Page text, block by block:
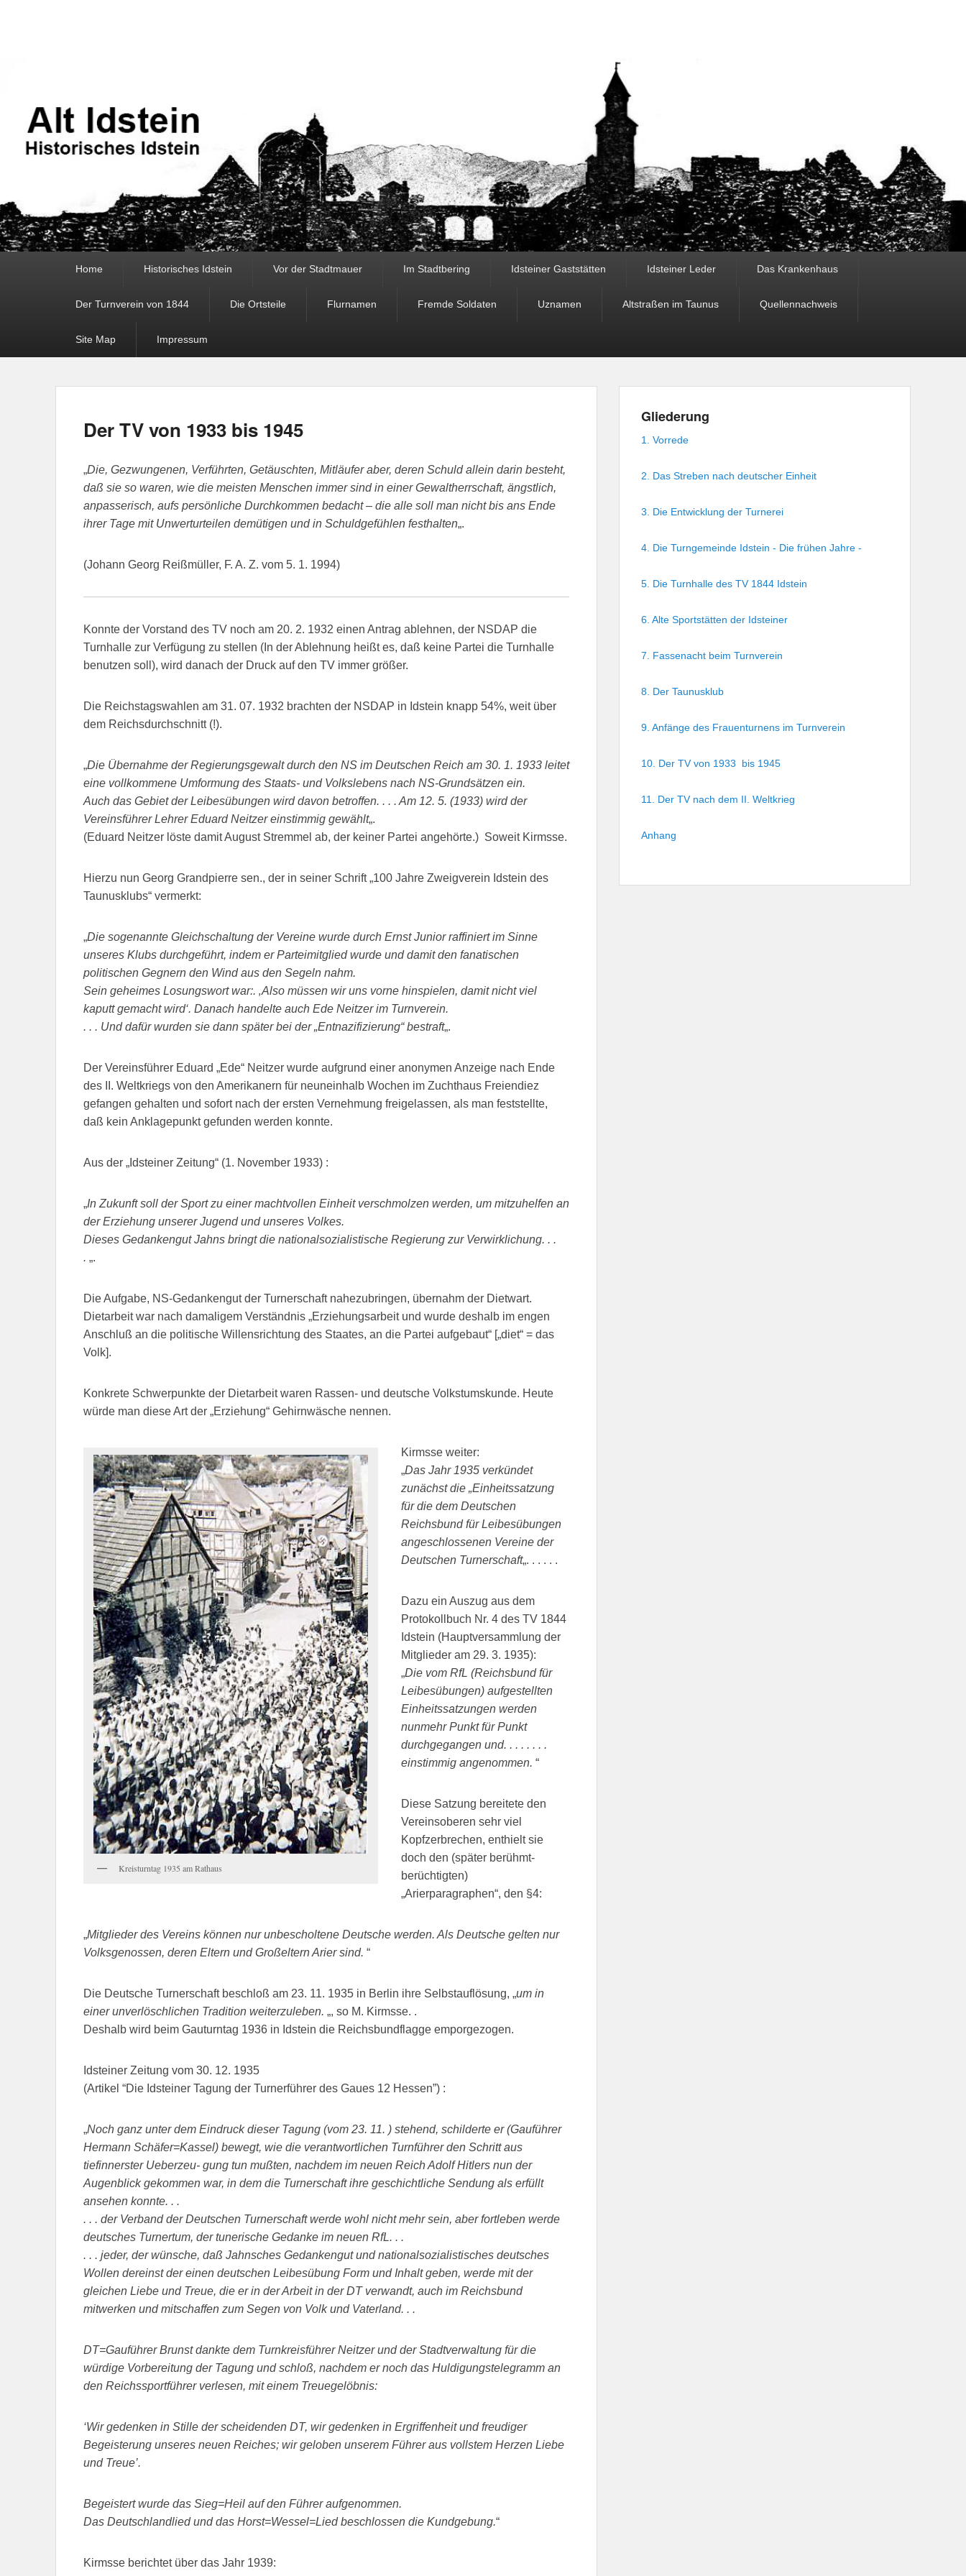
Home Historisches Idstein Vor der Stadtmauer Im Stadtbering Idsteiner Gaststätten Idsteiner Leder Das Krankenhaus
Der Turnverein von 1844 Die Ortsteile Flurnamen Fremde Soldaten Uznamen Altstraßen im Taunus Quellennachweis
Site Map Impressum
Der TV von 1933 bis 1945
„Die, Gezwungenen, Verführten, Getäuschten, Mitläufer aber, deren Schuld allein darin besteht,
daß sie so waren, wie die meisten Menschen immer sind in einer Gewaltherrschaft, ängstlich,
anpasserisch, aufs persönliche Durchkommen bedacht – die alle soll man nicht bis ans Ende
ihrer Tage mit Unwerturteilen demütigen und in Schuldgefühlen festhalten„.
(Johann Georg Reißmüller, F. A. Z. vom 5. 1. 1994)
Konnte der Vorstand des TV noch am 20. 2. 1932 einen Antrag ablehnen, der NSDAP die
Turnhalle zur Verfügung zu stellen (In der Ablehnung heißt es, daß keine Partei die Turnhalle
benutzen soll), wird danach der Druck auf den TV immer größer.
Die Reichstagswahlen am 31. 07. 1932 brachten der NSDAP in Idstein knapp 54%, weit über
dem Reichsdurchschnitt (!).
„Die Übernahme der Regierungsgewalt durch den NS im Deutschen Reich am 30. 1. 1933 leitet
eine vollkommene Umformung des Staats- und Volkslebens nach NS-Grundsätzen ein.
Auch das Gebiet der Leibesübungen wird davon betroffen. . . . Am 12. 5. (1933) wird der
Vereinsführer Lehrer Eduard Neitzer einstimmig gewählt„.
(Eduard Neitzer löste damit August Stremmel ab, der keiner Partei angehörte.) Soweit Kirmsse.
Hierzu nun Georg Grandpierre sen., der in seiner Schrift „100 Jahre Zweigverein Idstein des
Taunusklubs“ vermerkt:
„Die sogenannte Gleichschaltung der Vereine wurde durch Ernst Junior raffiniert im Sinne
unseres Klubs durchgeführt, indem er Parteimitglied wurde und damit den fanatischen
politischen Gegnern den Wind aus den Segeln nahm.
Sein geheimes Losungswort war:. ‚Also müssen wir uns vorne hinspielen, damit nicht viel
kaputt gemacht wird‘. Danach handelte auch Ede Neitzer im Turnverein.
. . . Und dafür wurden sie dann später bei der „Entnazifizierung“ bestraft„.
Der Vereinsführer Eduard „Ede“ Neitzer wurde aufgrund einer anonymen Anzeige nach Ende
des II. Weltkriegs von den Amerikanern für neuneinhalb Wochen im Zuchthaus Freiendiez
gefangen gehalten und sofort nach der ersten Vernehmung freigelassen, als man feststellte,
daß kein Anklagepunkt gefunden werden konnte.
Aus der „Idsteiner Zeitung“ (1. November 1933) :
„In Zukunft soll der Sport zu einer machtvollen Einheit verschmolzen werden, um mitzuhelfen an
der Erziehung unserer Jugend und unseres Volkes.
Dieses Gedankengut Jahns bringt die nationalsozialistische Regierung zur Verwirklichung. . .
. „.
Die Aufgabe, NS-Gedankengut der Turnerschaft nahezubringen, übernahm der Dietwart.
Dietarbeit war nach damaligem Verständnis „Erziehungsarbeit und wurde deshalb im engen
Anschluß an die politische Willensrichtung des Staates, an die Partei aufgebaut“ [„diet“ = das
Volk].
Konkrete Schwerpunkte der Dietarbeit waren Rassen- und deutsche Volkstumskunde. Heute
würde man diese Art der „Erziehung“ Gehirnwäsche nennen.
Kreisturntag 1935 am Rathaus
Kirmsse weiter:
„Das Jahr 1935 verkündet
zunächst die „Einheitssatzung
für die dem Deutschen
Reichsbund für Leibesübungen
angeschlossenen Vereine der
Deutschen Turnerschaft„. . . . . .
Dazu ein Auszug aus dem
Protokollbuch Nr. 4 des TV 1844
Idstein (Hauptversammlung der
Mitglieder am 29. 3. 1935):
„Die vom RfL (Reichsbund für
Leibesübungen) aufgestellten
Einheitssatzungen werden
nunmehr Punkt für Punkt
durchgegangen und. . . . . . . .
einstimmig angenommen. “
Diese Satzung bereitete den
Vereinsoberen sehr viel
Kopfzerbrechen, enthielt sie
doch den (später berühmt-
berüchtigten)
„Arierparagraphen“, den §4:
„Mitglieder des Vereins können nur unbescholtene Deutsche werden. Als Deutsche gelten nur
Volksgenossen, deren Eltern und Großeltern Arier sind. “
Die Deutsche Turnerschaft beschloß am 23. 11. 1935 in Berlin ihre Selbstauflösung, „um in
einer unverlöschlichen Tradition weiterzuleben. „, so M. Kirmsse. .
Deshalb wird beim Gauturntag 1936 in Idstein die Reichsbundflagge emporgezogen.
Idsteiner Zeitung vom 30. 12. 1935
(Artikel “Die Idsteiner Tagung der Turnerführer des Gaues 12 Hessen”) :
„Noch ganz unter dem Eindruck dieser Tagung (vom 23. 11. ) stehend, schilderte er (Gauführer
Hermann Schäfer=Kassel) bewegt, wie die verantwortlichen Turnführer den Schritt aus
tiefinnerster Ueberzeu- gung tun mußten, nachdem im neuen Reich Adolf Hitlers nun der
Augenblick gekommen war, in dem die Turnerschaft ihre geschichtliche Sendung als erfüllt
ansehen konnte. . .
. . . der Verband der Deutschen Turnerschaft werde wohl nicht mehr sein, aber fortleben werde
deutsches Turnertum, der tunerische Gedanke im neuen RfL. . .
. . . jeder, der wünsche, daß Jahnsches Gedankengut und nationalsozialistisches deutsches
Wollen dereinst der einen deutschen Leibesübung Form und Inhalt geben, werde mit der
gleichen Liebe und Treue, die er in der Arbeit in der DT verwandt, auch im Reichsbund
mitwerken und mitschaffen zum Segen von Volk und Vaterland. . .
DT=Gauführer Brunst dankte dem Turnkreisführer Neitzer und der Stadtverwaltung für die
würdige Vorbereitung der Tagung und schloß, nachdem er noch das Huldigungstelegramm an
den Reichssportführer verlesen, mit einem Treuegelöbnis:
‘Wir gedenken in Stille der scheidenden DT, wir gedenken in Ergriffenheit und freudiger
Begeisterung unseres neuen Reiches; wir geloben unserem Führer aus vollstem Herzen Liebe
und Treue’.
Begeistert wurde das Sieg=Heil auf den Führer aufgenommen.
Das Deutschlandlied und das Horst=Wessel=Lied beschlossen die Kundgebung.“
Kirmsse berichtet über das Jahr 1939:
Gliederung
1. Vorrede
2. Das Streben nach deutscher Einheit
3. Die Entwicklung der Turnerei
4. Die Turngemeinde Idstein - Die frühen Jahre -
5. Die Turnhalle des TV 1844 Idstein
6. Alte Sportstätten der Idsteiner
7. Fassenacht beim Turnverein
8. Der Taunusklub
9. Anfänge des Frauenturnens im Turnverein
10. Der TV von 1933 bis 1945
11. Der TV nach dem II. Weltkrieg
Anhang